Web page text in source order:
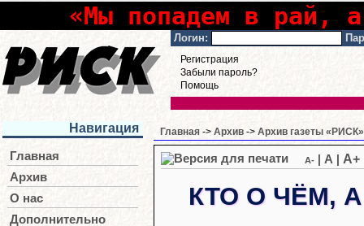
«Мы попадем в рай,
Логин:
Регистрация
Забыли пароль?
Помощь
Навигация
Главная
Архив
О нас
Дополнительно
Главная -> Архив -> Архив газеты «РИСК»
A- A A+
КТО О ЧЁМ,